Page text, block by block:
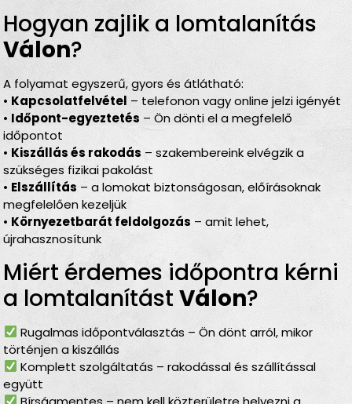
Hogyan zajlik a lomtalanítás
Válon?
A folyamat egyszerű, gyors és átlátható:
• Kapcsolatfelvétel – telefonon vagy online jelzi igényét
• Időpont-egyeztetés – Ön dönti el a megfelelő
időpontot
• Kiszállás és rakodás – szakembereink elvégzik a
szükséges fizikai pakolást
• Elszállítás – a lomokat biztonságosan, előírásoknak
megfelelően kezeljük
• Környezetbarát feldolgozás – amit lehet,
újrahasznosítunk
Miért érdemes időpontra kérni
a lomtalanítástVálon?
Rugalmas időpontválasztás – Ön dönt arról, mikor
történjen a kiszállás
Komplett szolgáltatás – rakodással és szállítással
együtt